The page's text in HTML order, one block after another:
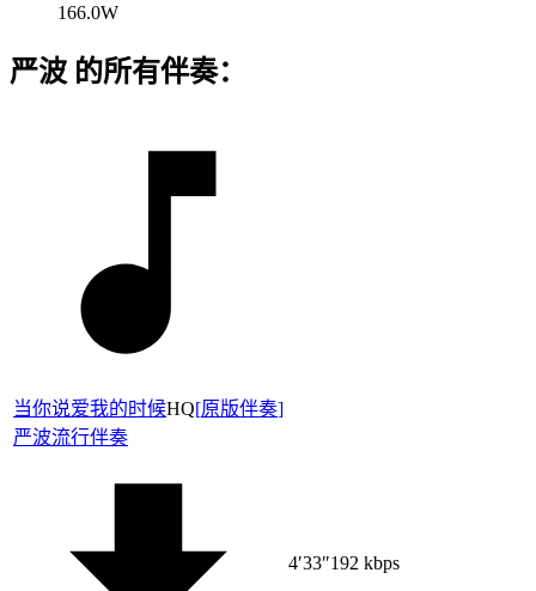
166.0W
严波 的所有伴奏：
当你说爱我的时候HQ[原版伴奏]
严波流行伴奏
4′33″192 kbps